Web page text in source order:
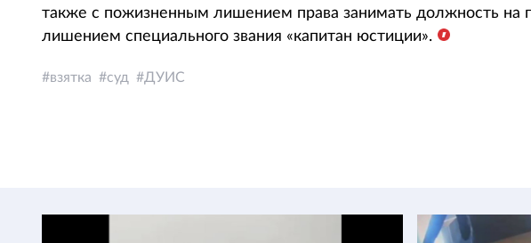
также с пожизненным лишением права занимать должность на
лишением специального звания «капитан юстиции».
взятка суд ДУИС